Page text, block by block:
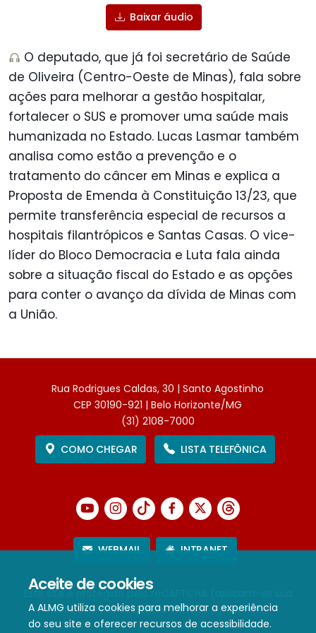
Aceite de cookies
A ALMG utiliza cookies para melhorar a experiência
do seu site e oferecer recursos de acessibilidade.
Baixar áudio
O deputado, que já foi secretário de Saúde
de Oliveira (Centro-Oeste de Minas), fala sobre
ações para melhorar a gestão hospitalar,
fortalecer o SUS e promover uma saúde mais
humanizada no Estado. Lucas Lasmar também
analisa como estão a prevenção e o
tratamento do câncer em Minas e explica a
Proposta de Emenda à Constituição 13/23, que
permite transferência especial de recursos a
hospitais filantrópicos e Santas Casas. O vice-
líder do Bloco Democracia e Luta fala ainda
sobre a situação fiscal do Estado e as opções
para conter o avanço da dívida de Minas com
a União.
Rua Rodrigues Caldas, 30 | Santo Agostinho
CEP 30190-921 | Belo Horizonte/MG
(31) 2108-7000
COMO CHEGAR
LISTA TELEFÔNICA
WEBMAIL INTRANET
Este site é protegido pelo reCAPTCHA (aplicam-se sua
Política de PrivacidadeeTermos de Serviço).